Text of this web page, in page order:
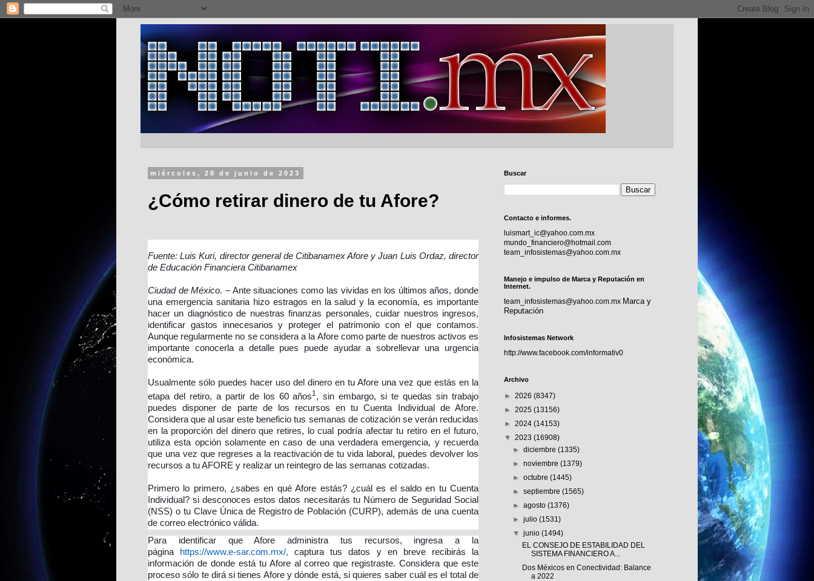
miércoles, 28 de junio de 2023
¿Cómo retirar dinero de tu Afore?
Fuente: Luis Kuri, director general de Citibanamex Afore y Juan Luis Ordaz, director
de Educación Financiera Citibanamex
Ciudad de México. – Ante situaciones como las vividas en los últimos años, donde
una emergencia sanitaria hizo estragos en la salud y la economía, es importante
hacer un diagnóstico de nuestras finanzas personales, cuidar nuestros ingresos,
identificar gastos innecesarios y proteger el patrimonio con el que contamos.
Aunque regularmente no se considera a la Afore como parte de nuestros activos es
importante conocerla a detalle pues puede ayudar a sobrellevar una urgencia
económica.
Usualmente sólo puedes hacer uso del dinero en tu Afore una vez que estás en la
etapa del retiro, a partir de los 60 años1, sin embargo, si te quedas sin trabajo
puedes disponer de parte de los recursos en tu Cuenta Individual de Afore.
Considera que al usar este beneficio tus semanas de cotización se verán reducidas
en la proporción del dinero que retires, lo cual podría afectar tu retiro en el futuro,
utiliza esta opción solamente en caso de una verdadera emergencia, y recuerda
que una vez que regreses a la reactivación de tu vida laboral, puedes devolver los
recursos a tu AFORE y realizar un reintegro de las semanas cotizadas.
Primero lo primero, ¿sabes en qué Afore estás? ¿cuál es el saldo en tu Cuenta
Individual? si desconoces estos datos necesitarás tu Número de Seguridad Social
(NSS) o tu Clave Única de Registro de Población (CURP), además de una cuenta
de correo electrónico válida.
Para identificar que Afore administra tus recursos, ingresa a la
página
https://www.e-sar.com.mx/, captura tus datos y en breve recibirás la
información de donde está tu Afore al correo que registraste. Considera que este
proceso sólo te dirá si tienes Afore y dónde está, si quieres saber cuál es el total de
Buscar
Contacto e informes.
luismart_ic@yahoo.com.mx
mundo_financiero@hotmail.com
team_infosistemas@yahoo.com.mx
Manejo e impulso de Marca y Reputación en
Internet.
team_infosistemas@yahoo.com.mx Marca y
Reputación
Infosistemas Network
http://www.facebook.com/informativ0
Archivo
► 2026 (8347)
► 2025 (13156)
► 2024 (14153)
▼ 2023 (16908)
►diciembre(1335)
►noviembre(1379)
►octubre(1445)
►septiembre(1565)
►agosto(1376)
►julio(1531)
▼junio(1494)
EL CONSEJO DE ESTABILIDAD DEL
SISTEMA FINANCIERO A...
Dos Méxicos en Conectividad: Balance
a 2022